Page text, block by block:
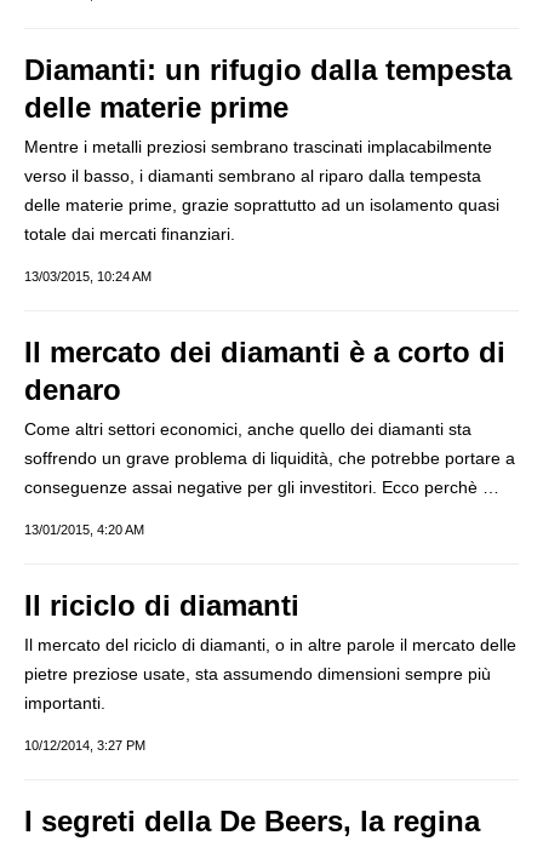
Diamanti: un rifugio dalla tempesta
delle materie prime
Mentre i metalli preziosi sembrano trascinati implacabilmente
verso il basso, i diamanti sembrano al riparo dalla tempesta
delle materie prime, grazie soprattutto ad un isolamento quasi
totale dai mercati finanziari.
13/03/2015, 10:24 AM
Il mercato dei diamanti è a corto di
denaro
Come altri settori economici, anche quello dei diamanti sta
soffrendo un grave problema di liquidità, che potrebbe portare a
conseguenze assai negative per gli investitori. Ecco perchè …
13/01/2015, 4:20 AM
Il riciclo di diamanti
Il mercato del riciclo di diamanti, o in altre parole il mercato delle
pietre preziose usate, sta assumendo dimensioni sempre più
importanti.
10/12/2014, 3:27 PM
I segreti della De Beers, la regina